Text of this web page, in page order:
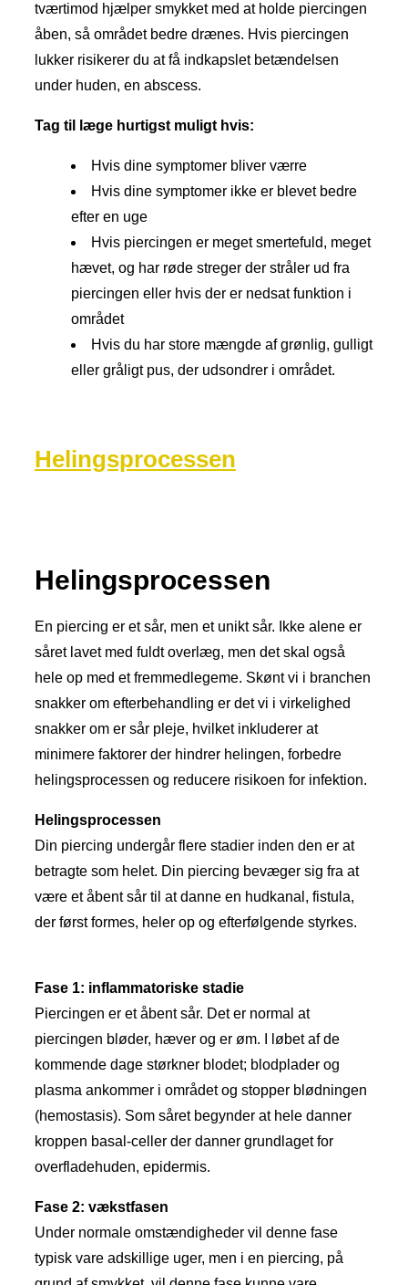
tværtimod hjælper smykket med at holde piercingen
åben, så området bedre drænes. Hvis piercingen
lukker risikerer du at få indkapslet betændelsen
under huden, en abscess.
​Tag til læge hurtigst muligt hvis:
Hvis dine symptomer bliver værre
Hvis dine symptomer ikke er blevet bedre
efter en uge
Hvis piercingen er meget smertefuld, meget
hævet, og har røde streger der stråler ud fra
piercingen eller hvis der er nedsat funktion i
området
Hvis du har store mængde af grønlig, gulligt
eller gråligt pus, der udsondrer i området.​
Helingsprocessen
Helingsprocessen
En piercing er et sår, men et unikt sår. Ikke alene er
såret lavet med fuldt overlæg, men det skal også
hele op med et fremmedlegeme. Skønt vi i branchen
snakker om efterbehandling er det vi i virkelighed
snakker om er sår pleje, hvilket inkluderer at
minimere faktorer der hindrer helingen, forbedre
helingsprocessen og reducere risikoen for infektion.
Helingsprocessen
Din piercing undergår flere stadier inden den er at
betragte som helet. Din piercing bevæger sig fra at
være et åbent sår til at danne en hudkanal, fistula,
der først formes, heler op og efterfølgende styrkes.
Fase 1: inflammatoriske stadie
Piercingen er et åbent sår. Det er normal at
piercingen bløder, hæver og er øm. I løbet af de
kommende dage størkner blodet; blodplader og
plasma ankommer i området og stopper blødningen
(hemostasis). Som såret begynder at hele danner
kroppen basal-celler der danner grundlaget for
overfladehuden, epidermis.
Fase 2: vækstfasen
Under normale omstændigheder vil denne fase
typisk vare adskillige uger, men i en piercing, på